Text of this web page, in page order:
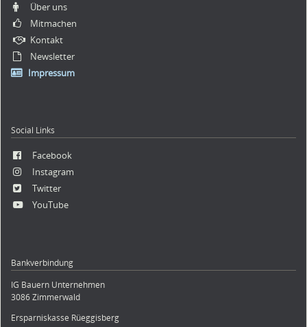
Über uns
Mitmachen
Kontakt
Newsletter
Impressum
Social Links
Facebook
Instagram
Twitter
YouTube
Bankverbindung
IG Bauern Unternehmen
3086 Zimmerwald
Ersparniskasse Rüeggisberg